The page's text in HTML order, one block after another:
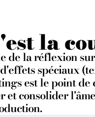
la
la réflexion
spéciaux
est le point
et consolider